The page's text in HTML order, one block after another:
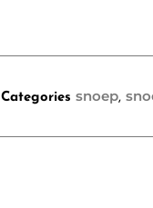
Categories snoep,